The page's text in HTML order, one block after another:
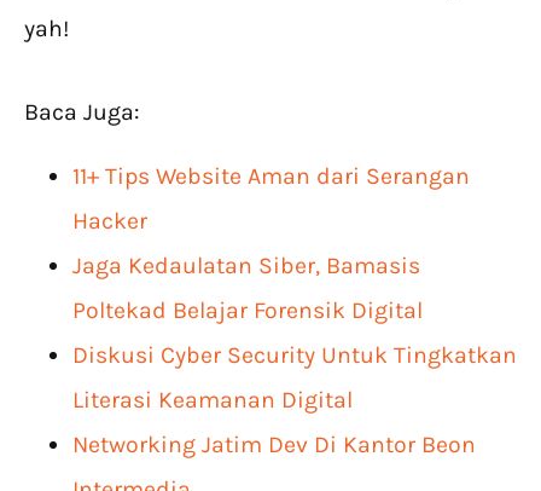
yah!
Baca Juga:
11+ Tips Website Aman dari Serangan
Hacker
Jaga Kedaulatan Siber, Bamasis
Poltekad Belajar Forensik Digital
Diskusi Cyber Security Untuk Tingkatkan
Literasi Keamanan Digital
Networking Jatim Dev Di Kantor Beon